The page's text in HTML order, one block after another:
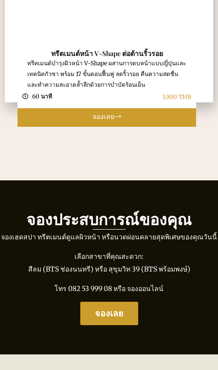
ทรีตเมนต์หน้า V-Shape ต่อต้านริ้วรอย
ทรีทเมนต์บำรุงผิวหน้า V-Shape ผสานการตบหน้าแบบญี่ปุ่นและ
เทคนิคกัวซา พร้อม 17 ขั้นตอนฟื้นฟู ลดริ้วรอย คืนความสดชื่น
และทำความสะอาดล้ำลึกด้วยการบำบัดร้อนเย็น
60 นาที
1,900 THB
จองเลย
จองประสบการณ์ของคุณ
จองเฮดสปา ทรีตเมนต์ดูแลผิวหน้า หรือนวดผ่อนคลายสุดพิเศษของคุณวันนี้
เลือกสาขาที่คุณสะดวก:
สีลม (BTS ช่องนนทรี) หรือ สุขุมวิท 39 (BTS พร้อมพงษ์)
โทร 082 53 999 08หรือ จองออนไลน์
จองเลย